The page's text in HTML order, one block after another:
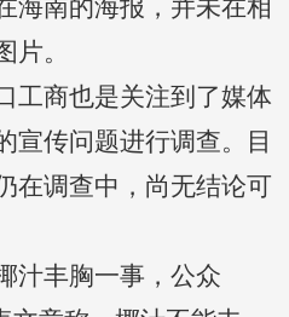
海南的海报，并未在相
片。
商也是关注到了媒体
宣传问题进行调查。目
在调查中，尚无结论可
丰胸一事，公众